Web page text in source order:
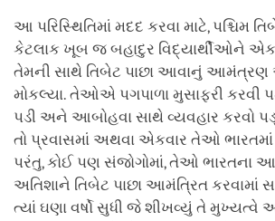
આ પરિસ્થિતિમાં મદદ કરવા માટે, પશ્ચિમ
કેટલાક ખૂબ જ બહાદુર વિદ્યાર્થીઓને
તેમની સાથે તિબેટ પાછા આવાનું આમંત્રણ
મોકલ્યા. તેઓએ પગપાળા મુસાફરી કરવી
પડી અને આબોહવા સાથે વ્યવહાર કરવો
તો પ્રવાસમાં અથવા એકવાર તેઓ ભારતમાં
પરંતુ, કોઈ પણ સંજોગોમાં, તેઓ ભારતના આ
અતિશાને તિબેટ પાછા આમંત્રિત કરવામાં
ત્યાં ઘણા વર્ષો સુધી જે શીખવ્યું તે